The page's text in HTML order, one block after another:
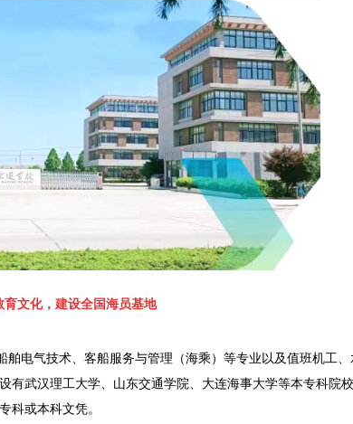
育文化，建设全国海员基地
舶电气技术、客船服务与管理（海乘）等专业以及值班机工、
有武汉理工大学、山东交通学院、大连海事大学等本专科院
科或本科文凭。